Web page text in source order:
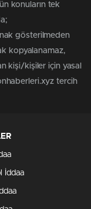
konuların tek
gösterilmeden
kopyalanamaz,
kişi/kişiler için yasal
tercih
İddaa